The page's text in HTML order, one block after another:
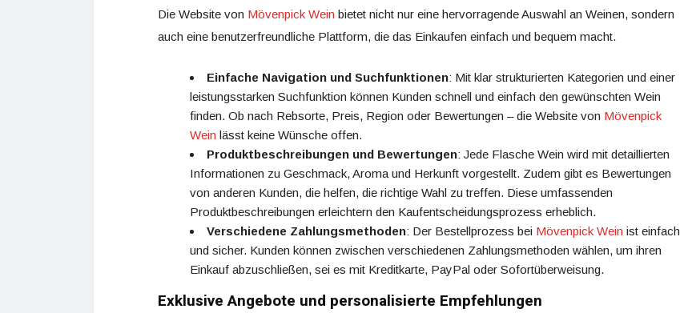
Die Website von Mövenpick Wein bietet nicht nur eine hervorragende Auswahl an Weinen, sondern
auch eine benutzerfreundliche Plattform, die das Einkaufen einfach und bequem macht.
Einfache Navigation und Suchfunktionen: Mit klar strukturierten Kategorien und einer
leistungsstarken Suchfunktion können Kunden schnell und einfach den gewünschten Wein
finden. Ob nach Rebsorte, Preis, Region oder Bewertungen – die Website von Mövenpick
Wein lässt keine Wünsche offen.
Produktbeschreibungen und Bewertungen: Jede Flasche Wein wird mit detaillierten
Informationen zu Geschmack, Aroma und Herkunft vorgestellt. Zudem gibt es Bewertungen
von anderen Kunden, die helfen, die richtige Wahl zu treffen. Diese umfassenden
Produktbeschreibungen erleichtern den Kaufentscheidungsprozess erheblich.
Verschiedene Zahlungsmethoden: Der Bestellprozess bei Mövenpick Wein ist einfach
und sicher. Kunden können zwischen verschiedenen Zahlungsmethoden wählen, um ihren
Einkauf abzuschließen, sei es mit Kreditkarte, PayPal oder Sofortüberweisung.
Exklusive Angebote und personalisierte Empfehlungen